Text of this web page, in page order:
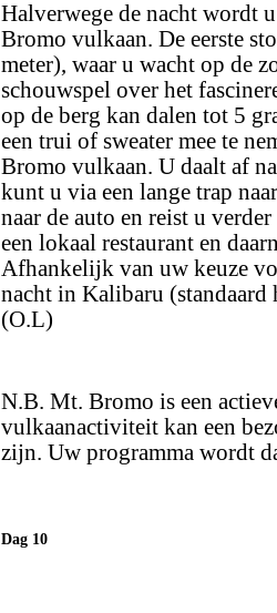
Halverwege de nacht wordt
Bromo vulkaan. De eerste
meter), waar u wacht op de
schouwspel over het
op de berg kan dalen tot 5
een trui of sweater mee te
Bromo vulkaan. U daalt af
kunt u via een lange trap
naar de auto en reist u
een lokaal restaurant en
Afhankelijk van uw keuze
nacht in Kalibaru
(O.L)
N.B. Mt. Bromo is een
vulkaanactiviteit kan een
zijn. Uw programma wordt
Dag 10